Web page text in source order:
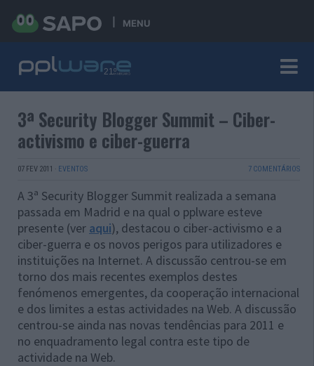
MENU
3ª Security Blogger Summit – Ciber-
activismo e ciber-guerra
07 FEV 2011 · EVENTOS 7 COMENTÁRIOS
A 3ª Security Blogger Summit realizada a semana
passada em Madrid e na qual o pplware esteve
presente (ver aqui), destacou o ciber-activismo e a
ciber-guerra e os novos perigos para utilizadores e
instituições na Internet. A discussão centrou-se em
torno dos mais recentes exemplos destes
fenómenos emergentes, da cooperação internacional
e dos limites a estas actividades na Web. A discussão
centrou-se ainda nas novas tendências para 2011 e
no enquadramento legal contra este tipo de
actividade na Web.